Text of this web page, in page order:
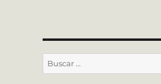
Buscar
por: